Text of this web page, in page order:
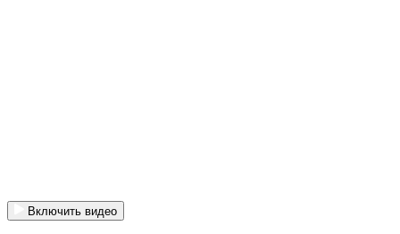
Включить видео